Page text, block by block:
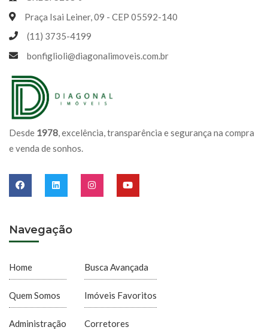
Desde 1978, excelência, transparência e segurança na compra
e venda de sonhos.
Navegação
Home
Quem Somos
Administração
Busca Avançada
Imóveis Favoritos
Corretores
Praça Isai Leiner, 09 - CEP 05592-140
(11) 3735-4199
bonfiglioli@diagonalimoveis.com.br